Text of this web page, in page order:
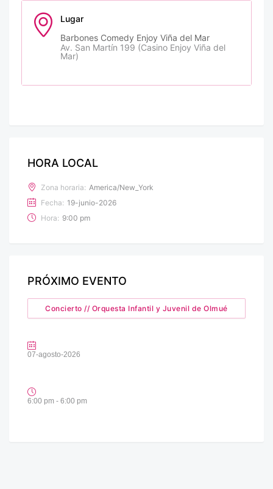
Lugar
Barbones Comedy Enjoy Viña del Mar
Av. San Martín 199 (Casino Enjoy Viña del
Mar)
HORA LOCAL
Zona horaria: America/New_York
Fecha: 19-junio-2026
Hora: 9:00 pm
PRÓXIMO EVENTO
Concierto // Orquesta Infantil y Juvenil de Olmué
07-agosto-2026
6:00 pm - 6:00 pm